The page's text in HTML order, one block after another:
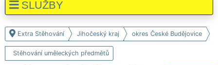
Extra Stěhování Jihočeský kraj okres České Budějovice
Stěhování uměleckých předmětů
SLUŽBY